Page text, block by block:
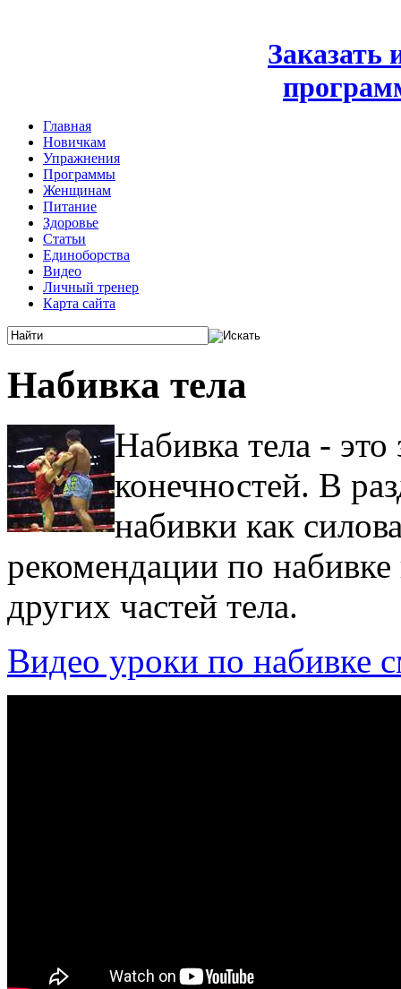
Заказать
Главная
Новичкам
Упражнения
Программы
Женщинам
Питание
Здоровье
Статьи
Единоборства
Видео
Личный тренер
Карта сайта
Набивка тела
Набивка тела -
конечностей. В
набивки как
рекомендации по набивке
других частей тела.
Видео уроки по набивке